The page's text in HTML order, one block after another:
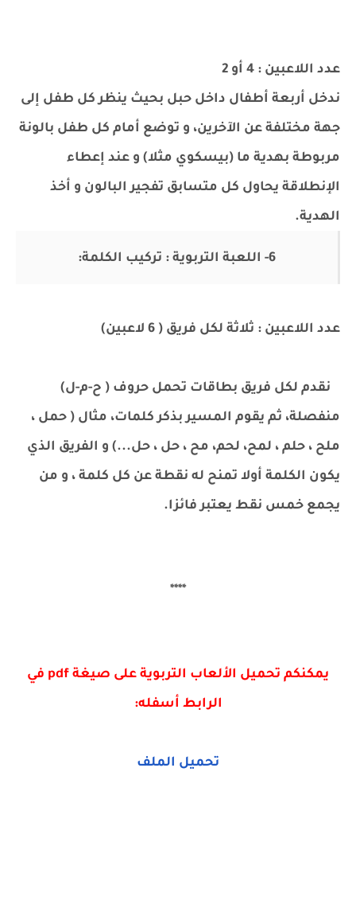
عدد اللاعبين : 4 أو 2
ندخل أربعة أطفال داخل حبل بحيث ينظر كل طفل إلى
جهة مختلفة عن الآخرين، و توضع أمام كل طفل بالونة
مربوطة بهدية ما (بيسكوي مثلا) و عند إعطاء
الإنطلاقة يحاول كل متسابق تفجير البالون و أخذ
الهدية.
6- اللعبة التربوية : تركيب الكلمة:
عدد اللاعبين : ثلاثة لكل فريق ( 6 لاعبين)
نقدم لكل فريق بطاقات تحمل حروف ( ح-م-ل)
منفصلة، ثم يقوم المسير بذكر كلمات، مثال ( حمل ،
ملح ، حلم ، لمح، لحم، مح ، حل ، حل...) و الفريق الذي
يكون الكلمة أولا تمنح له نقطة عن كل كلمة ، و من
يجمع خمس نقط يعتبر فائزا.
****
يمكنكم تحميل الألعاب التربوية على صيغة pdf في
الرابط أسفله:
تحميل الملف